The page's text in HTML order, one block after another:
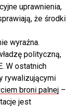
uprawnienia,
że środki
wyraźna.
polityczną,
W ostatnich
rywalizującymi
broni palnej –
jest